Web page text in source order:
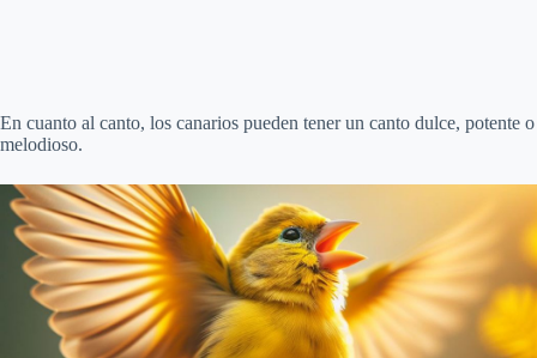
En cuanto al canto, los canarios pueden tener un canto dulce, potente o
melodioso.